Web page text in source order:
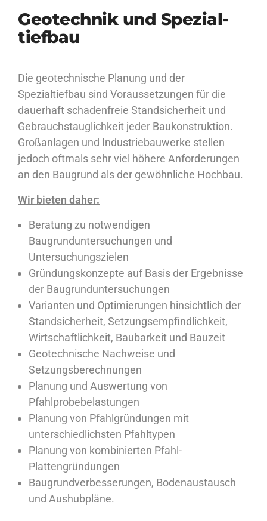
Geo­tech­nik und Spe­zi­al­
tief­bau
Die geotechnische Planung und der
Spezialtiefbau sind Voraussetzungen für die
dauerhaft schadenfreie Standsicherheit und
Gebrauchstauglichkeit jeder Baukonstruktion.
Großanlagen und Industriebauwerke stellen
jedoch oftmals sehr viel höhere Anforderungen
an den Baugrund als der gewöhnliche Hochbau.
Wir bieten daher:
Beratung zu notwendigen
Baugrunduntersuchungen und
Untersuchungszielen
Gründungskonzepte auf Basis der Ergebnisse
der Baugrunduntersuchungen
Varianten und Optimierungen hinsichtlich der
Standsicherheit, Setzungsempfindlichkeit,
Wirtschaftlichkeit, Baubarkeit und Bauzeit
Geotechnische Nachweise und
Setzungsberechnungen
Planung und Auswertung von
Pfahlprobebelastungen
Planung von Pfahlgründungen mit
unterschiedlichsten Pfahltypen
Planung von kombinierten Pfahl-
Plattengründungen
Baugrundverbesserungen, Bodenaustausch
und Aushubpläne.